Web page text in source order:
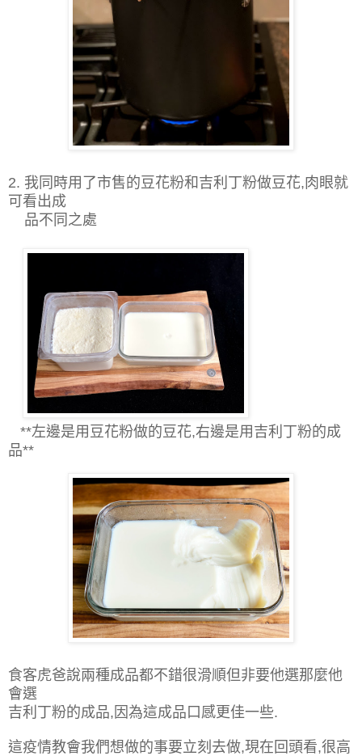
2. 我同時用了市售的豆花粉和吉利丁粉做豆花,肉眼就
可看出成
品不同之處
**左邊是用豆花粉做的豆花,右邊是用吉利丁粉的成
品**
食客虎爸說兩種成品都不錯很滑順但非要他選那麼他
會選
吉利丁粉的成品,因為這成品口感更佳一些.
這疫情教會我們想做的事要立刻去做,現在回頭看,很高